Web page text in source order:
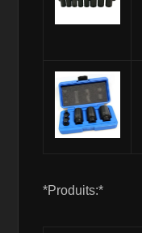
*Produits:*